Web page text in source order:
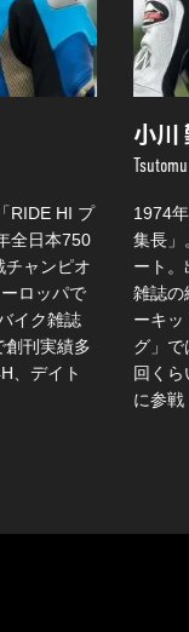
RIDE HI プ
全日本750
チャンピオ
ロッパで
イク雑誌
創刊実績多
、デイト
小川
1974
集長」
ート。
雑誌の
ーキッ
グ」で
回くら
に参戦